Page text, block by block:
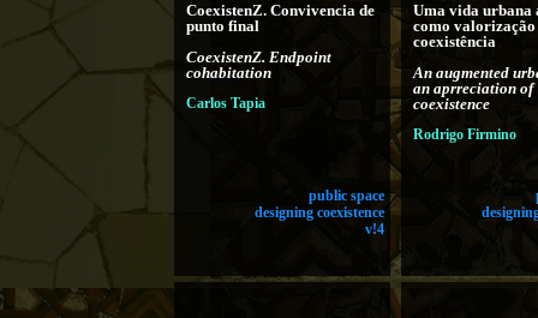
CoexistenZ. Convivencia de
punto final
CoexistenZ. Endpoint
cohabitation
Carlos Tapia
public space
designing coexistence
v!4
Uma vida urbana
como valorização
coexistência
An augmented
an aprreciation of
coexistence
Rodrigo Firmino